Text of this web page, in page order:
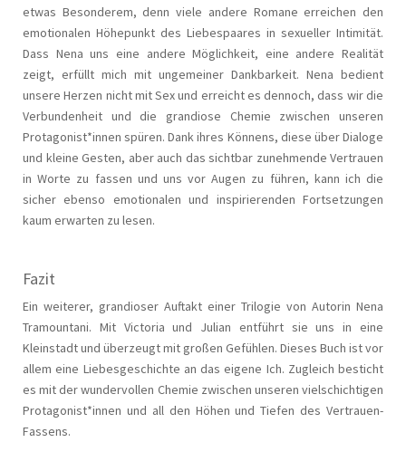
etwas Besonderem, denn viele andere Romane erreichen den
emotionalen Höhepunkt des Liebespaares in sexueller Intimität.
Dass Nena uns eine andere Möglichkeit, eine andere Realität
zeigt, erfüllt mich mit ungemeiner Dankbarkeit. Nena bedient
unsere Herzen nicht mit Sex und erreicht es dennoch, dass wir die
Verbundenheit und die grandiose Chemie zwischen unseren
Protagonist*innen spüren. Dank ihres Könnens, diese über Dialoge
und kleine Gesten, aber auch das sichtbar zunehmende Vertrauen
in Worte zu fassen und uns vor Augen zu führen, kann ich die
sicher ebenso emotionalen und inspirierenden Fortsetzungen
kaum erwarten zu lesen.
Fazit
Ein weiterer, grandioser Auftakt einer Trilogie von Autorin Nena
Tramountani. Mit Victoria und Julian entführt sie uns in eine
Kleinstadt und überzeugt mit großen Gefühlen. Dieses Buch ist vor
allem eine Liebesgeschichte an das eigene Ich. Zugleich besticht
es mit der wundervollen Chemie zwischen unseren vielschichtigen
Protagonist*innen und all den Höhen und Tiefen des Vertrauen-
Fassens.